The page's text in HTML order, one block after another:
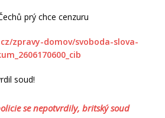
prý chce cenzuru
zpravy-domov/svoboda-slova-
soud!
se nepotvrdily, britský soud